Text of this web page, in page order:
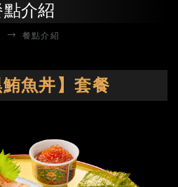
點介紹
餐點介紹
鮪魚丼】套餐